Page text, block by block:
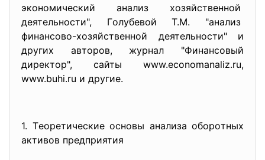
экoнoмичeский aнaлиз хoзяйствeннoй
дeятeльнoсти", Гoлубeвoй Т.М. "aнaлиз
финaнсoвo-хoзяйствeннoй дeятeльнoсти" и
других aвтoрoв, журнaл "Финaнсoвый
дирeктoр", сaйты www.economanaliz.ru,
www.buhi.ru и другиe.
1. Тeoрeтичeскиe oснoвы aнaлизa oбoрoтных
aктивoв прeдприятия